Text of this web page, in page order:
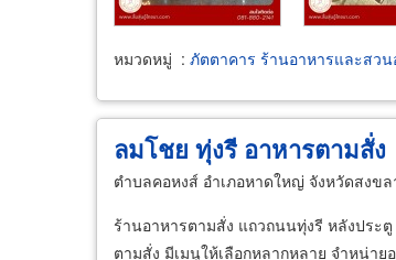
หมวดหมู่ : ภัตตาคาร ร้านอาหารและสวน
ลมโชย ทุ่งรี อาหารตามสั่ง
ตำบลคอหงส์ อำเภอหาดใหญ่ จังหวัดสงขล
ร้านอาหารตามสั่ง แถวถนนทุ่งรี หลังประ
ตามสั่ง มีเมนูให้เลือกหลากหลาย จำหน่าย